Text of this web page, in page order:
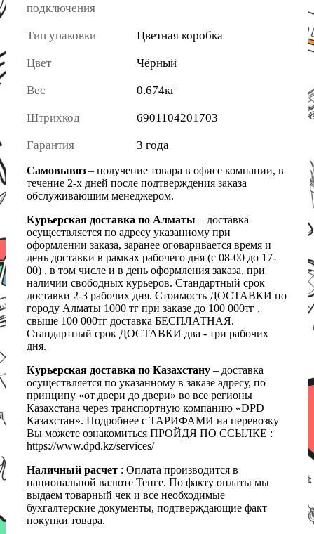
подключения
Тип упаковки Цветная коробка
Цвет Чёрный
Вес 0.674кг
Штрихкод 6901104201703
Гарантия 3 года
Самовывоз – получение товара в офисе компании, в
течение 2-х дней после подтверждения заказа
обслуживающим менеджером.
Курьерская доставка по Алматы – доставка
осуществляется по адресу указанному при
оформлении заказа, заранее оговаривается время и
день доставки в рамках рабочего дня (с 08-00 до 17-
00) , в том числе и в день оформления заказа, при
наличии свободных курьеров. Стандартный срок
доставки 2-3 рабочих дня. Стоимость ДОСТАВКИ по
городу Алматы 1000 тг при заказе до 100 000тг ,
свыше 100 000тг доставка БЕСПЛАТНАЯ.
Стандартный срок ДОСТАВКИ два - три рабочих
дня.
Курьерская доставка по Казахстану – доставка
осуществляется по указанному в заказе адресу, по
принципу «от двери до двери» во все регионы
Казахстана через транспортную компанию «DPD
Казахстан». Подробнее с ТАРИФАМИ на перевозку
Вы можете ознакомиться ПРОЙДЯ ПО ССЫЛКЕ :
https://www.dpd.kz/services/
Наличный расчет : Оплата производится в
национальной валюте Тенге. По факту оплаты мы
выдаем товарный чек и все необходимые
бухгалтерские документы, подтверждающие факт
покупки товара.